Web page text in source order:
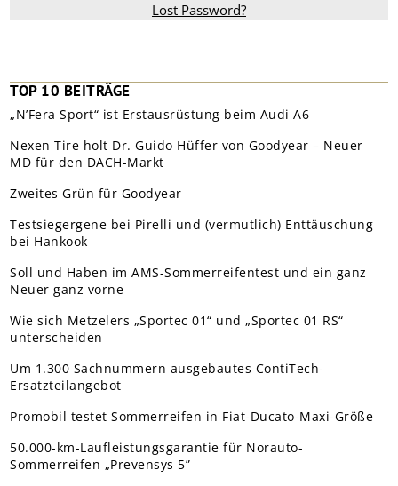
Lost Password?
TOP 10 BEITRÄGE
„N’Fera Sport“ ist Erstausrüstung beim Audi A6
Nexen Tire holt Dr. Guido Hüffer von Goodyear – Neuer
MD für den DACH-Markt
Zweites Grün für Goodyear
Testsiegergene bei Pirelli und (vermutlich) Enttäuschung
bei Hankook
Soll und Haben im AMS-Sommerreifentest und ein ganz
Neuer ganz vorne
Wie sich Metzelers „Sportec 01“ und „Sportec 01 RS“
unterscheiden
Um 1.300 Sachnummern ausgebautes ContiTech-
Ersatzteilangebot
Promobil testet Sommerreifen in Fiat-Ducato-Maxi-Größe
50.000-km-Laufleistungsgarantie für Norauto-
Sommerreifen „Prevensys 5”